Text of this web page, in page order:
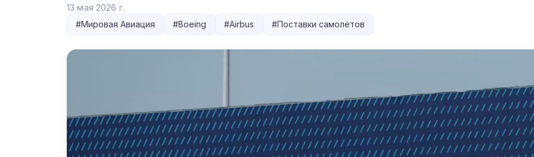
13 мая 2026 г.
#Мировая Авиация #Boeing #Airbus #Поставки самолётов